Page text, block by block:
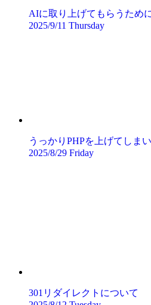
AIに取り上げてもらうため
2025/9/11 Thursday
うっかりPHPを上げてしま
2025/8/29 Friday
301リダイレクトについて